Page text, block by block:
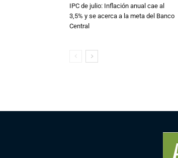
IPC de julio: Inflación anual cae al
3,5% y se acerca a la meta del Banco
Central